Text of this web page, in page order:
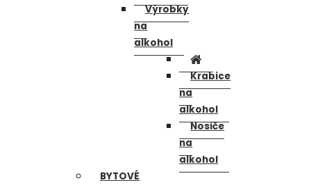
Výrobky
na
alkohol
Krabice
na
alkohol
Nosiče
na
alkohol
BYTOVÉ